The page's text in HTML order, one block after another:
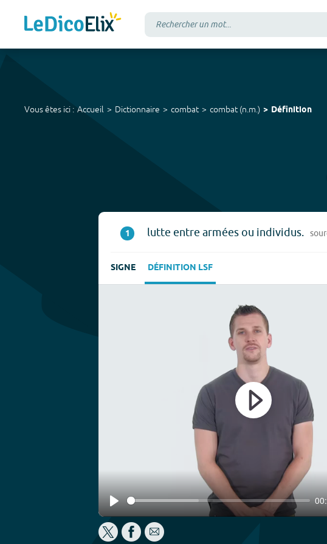
Vous êtes ici : Accueil Dictionnaire combat combat (n.m. ) Définition
1 lutte entre armées ou individus.
SIGNE DÉFINITION LSF
Play
Play